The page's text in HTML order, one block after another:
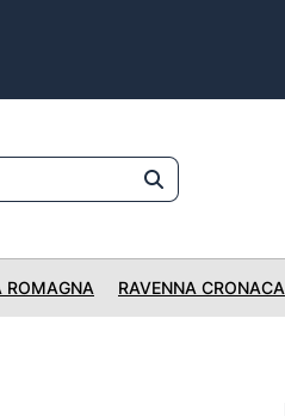
ROMAGNA RAVENNA CRONACA